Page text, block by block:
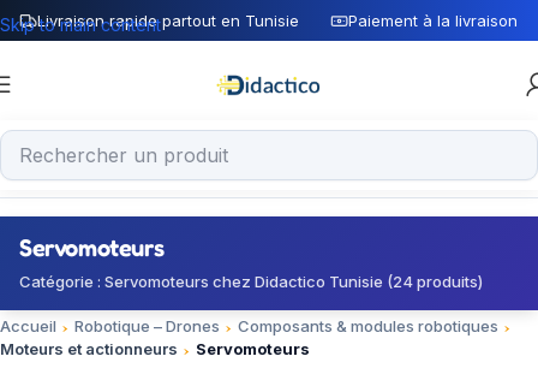
Livraison rapide partout en Tunisie Paiement à la livraison
Skip to main content
Servomoteurs
Catégorie : Servomoteurs chez Didactico Tunisie (24 produits)
Accueil Robotique – Drones
Composants & modules robotiques
Moteurs et actionneurs
Servomoteurs